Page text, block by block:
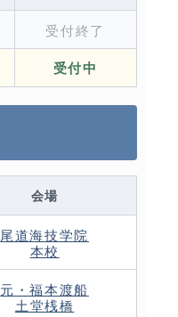
受付終了
受付中
会場
尾道海技学院
本校
元・福本渡船
土堂桟橋